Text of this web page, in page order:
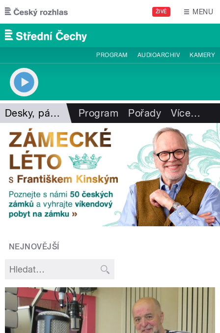
Přejít k hlavnímu obsahu
ŽIVĚ MENU
PROGRAM AUDIOARCHIV KAMERY
Desky, pásky, vzpomínky Program Pořady Více…
NEJNOVĚJŠÍ